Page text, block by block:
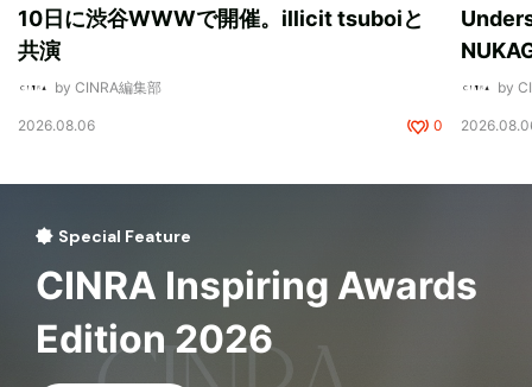
10日に渋谷WWWで開催。illicit tsuboiと
共演
by CINRA編集部
2026.08.06 0
by
Special Feature
CINRA Inspiring Awards
Edition 2026